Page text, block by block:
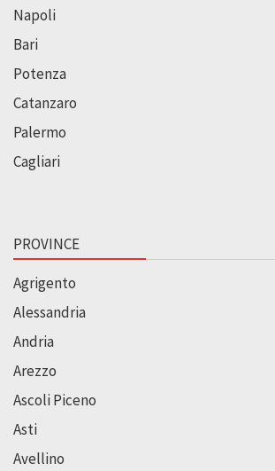
Napoli
Bari
Potenza
Catanzaro
Palermo
Cagliari
PROVINCE
Agrigento
Alessandria
Andria
Arezzo
Ascoli Piceno
Asti
Avellino